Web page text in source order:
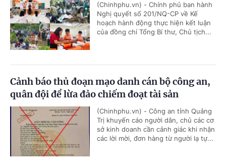
(Chinhphu.vn) - Chính phủ ban hành
Nghị quyết số 201/NQ-CP về Kế
hoạch hành động thực hiện kết luận
của đồng chí Tổng Bí thư, Chủ tịch...
Cảnh báo thủ đoạn mạo danh cán bộ công an,
quân đội để lừa đảo chiếm đoạt tài sản
(Chinhphu.vn) - Công an tỉnh Quảng
Trị khuyến cáo người dân, chủ các cơ
sở kinh doanh cần cảnh giác khi nhận
các lời mời, đơn hàng từ người lạ tự...